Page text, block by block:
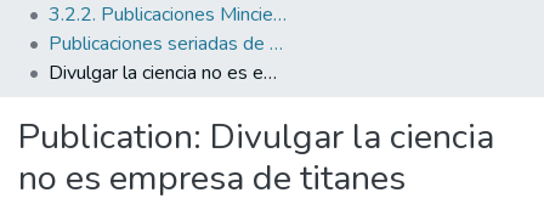
All of DSpace
Statistics
3.2.2. Publicaciones Minciencias
Publicaciones seriadas de Minciencias
Divulgar la ciencia no es empresa de titanes
Publication: Divulgar la ciencia
no es empresa de titanes